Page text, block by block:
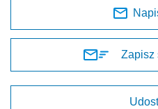
Zapisz